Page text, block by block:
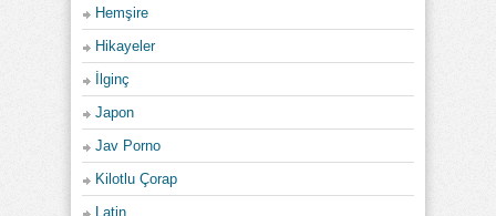
Hemşire
Hikayeler
İlginç
Japon
Jav Porno
Kilotlu Çorap
Latin